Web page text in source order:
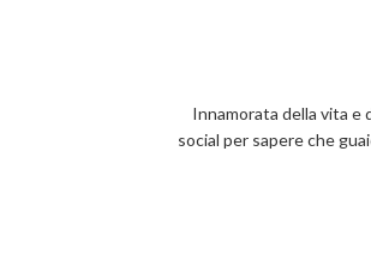
Innamorata della vita e
social per sapere che